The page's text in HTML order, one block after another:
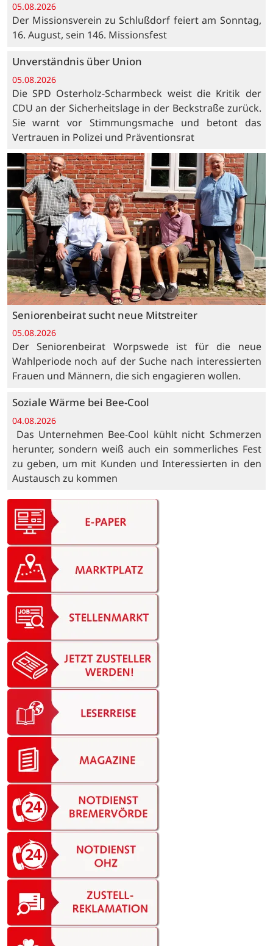
05.08.2026
Der Missionsverein zu Schlußdorf feiert am Sonntag,
16. August, sein 146. Missionsfest
Unverständnis über Union
05.08.2026
Die SPD Osterholz-Scharmbeck weist die Kritik der
CDU an der Sicherheitslage in der Beckstraße zurück.
Sie warnt vor Stimmungsmache und betont das
Vertrauen in Polizei und Präventionsrat
Seniorenbeirat sucht neue Mitstreiter
05.08.2026
Der Seniorenbeirat Worpswede ist für die neue
Wahlperiode noch auf der Suche nach interessierten
Frauen und Männern, die sich engagieren wollen.
Soziale Wärme bei Bee-Cool
04.08.2026
Das Unternehmen Bee-Cool kühlt nicht Schmerzen
herunter, sondern weiß auch ein sommerliches Fest
zu geben, um mit Kunden und Interessierten in den
Austausch zu kommen